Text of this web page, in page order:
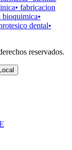
• fabricacion
bioquimica•
dental•
reservados.